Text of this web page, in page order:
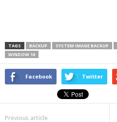
TAGS BACKUP SYSTEM IMAGE BACKUP
WINDOW 10
Facebook Twitter
Previous article